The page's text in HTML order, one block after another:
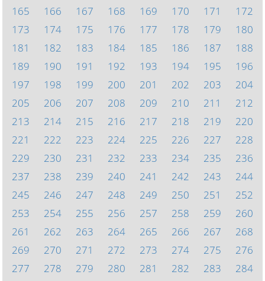
165
166 167 168 169 170 171
172
173
174 175 176 177 178 179
180
181
182 183 184 185 186 187
188
189
190 191 192 193 194 195
196
197
198 199 200 201 202 203
204
205
206 207 208 209 210 211
212
213
214 215 216 217 218 219
220
221
222 223 224 225 226 227
228
229
230 231 232 233 234 235
236
237
238 239 240 241 242 243
244
245
246 247 248 249 250 251
252
253
254 255 256 257 258 259
260
261
262 263 264 265 266 267
268
269
270 271 272 273 274 275
276
277
278 279 280 281 282 283
284